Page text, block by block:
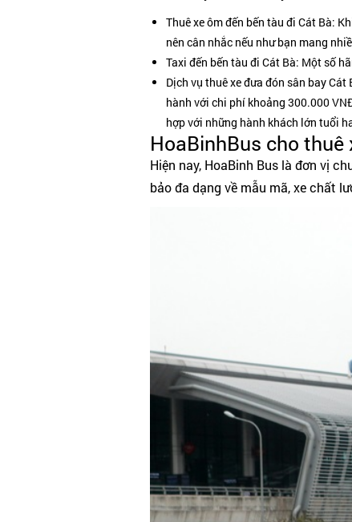
Thuê xe ôm đến bến tàu đi Cát Bà:
nên cân nhắc nếu như bạn mang
Taxi đến bến tàu đi Cát Bà: Một số
Dịch vụ thuê xe đưa đón sân bay
hành với chi phí khoảng 300.000
hợp với những hành khách lớn tuổi
HoaBinhBus cho
Hiện nay, HoaBinh Bus là đơn vị
bảo đa dạng về mẫu mã, xe chất